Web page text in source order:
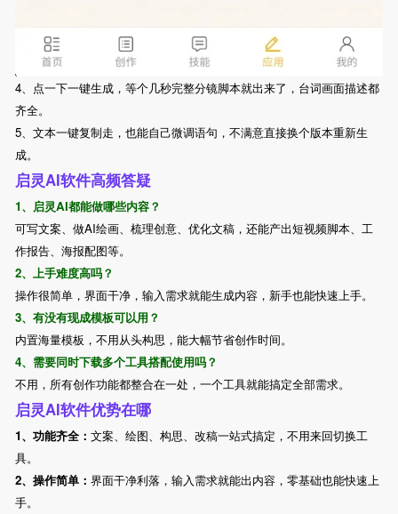
4、点一下一键生成，等个几秒完整分镜脚本就出来了，台词画面描述都
齐全。
5、文本一键复制走，也能自己微调语句，不满意直接换个版本重新生
成。
启灵AI软件高频答疑
1、启灵AI都能做哪些内容？
可写文案、做AI绘画、梳理创意、优化文稿，还能产出短视频脚本、工
作报告、海报配图等。
2、上手难度高吗？
操作很简单，界面干净，输入需求就能生成内容，新手也能快速上手。
3、有没有现成模板可以用？
内置海量模板，不用从头构思，能大幅节省创作时间。
4、需要同时下载多个工具搭配使用吗？
不用，所有创作功能都整合在一处，一个工具就能搞定全部需求。
启灵AI软件优势在哪
1、功能齐全： 文案、绘图、构思、改稿一站式搞定，不用来回切换工
具。
2、操作简单： 界面干净利落，输入需求就能出内容，零基础也能快速上
手。